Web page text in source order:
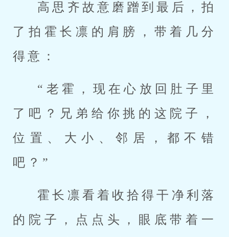
高思齐故意磨蹭到最后，拍
了拍霍长凛的肩膀，带着几分
得意：
“老霍，现在心放回肚子里
了吧？兄弟给你挑的这院子，
位置、大小、邻居，都不错
吧？”
霍长凛看着收拾得干净利落
的院子，点点头，眼底带着一